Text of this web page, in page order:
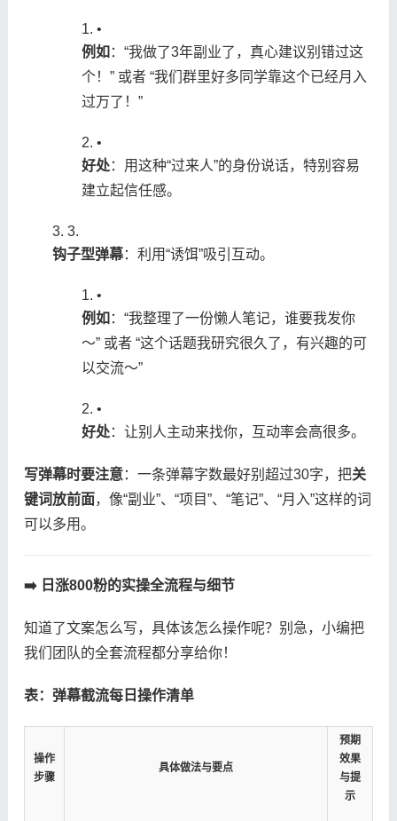
•
​例如​ ​：“我做了3年副业了，真心建议别错过这
个！” 或者 “我们群里好多同学靠这个已经月入
过万了！”
•
​好处​​：用这种“过来人”的身份说话，特别容易
建立起信任感。
3.
​钩子型弹幕​​：利用“诱饵”吸引互动。
•
​例如​ ​：“我整理了一份懒人笔记，谁要我发你
～” 或者 “这个话题我研究很久了，有兴趣的可
以交流～”
•
​好处​​：让别人主动来找你，互动率会高很多。
​写弹幕时要注意​​：一条弹幕字数最好别超过30字，把​​关
键词放前面​​，像“副业”、“项目”、“笔记”、“月入”这样的词
可以多用。
​➡️ 日涨800粉的实操全流程与细节​
知道了文案怎么写，具体该怎么操作呢？别急，小编把
我们团队的全套流程都分享给你！
​表：弹幕截流每日操作清单​
操作
步骤
具体做法与要点
预期
效果
与提
示